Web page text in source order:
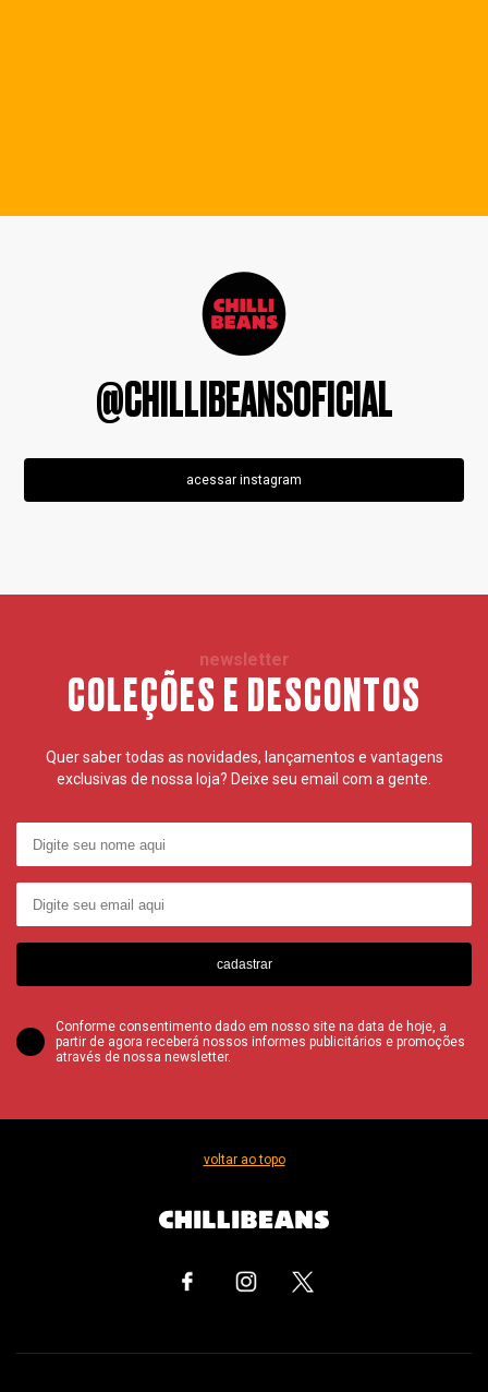
@CHILLIBEANSOFICIAL
acessar instagram
newsletter
COLEÇÕES E DESCONTOS
Quer saber todas as novidades, lançamentos e vantagens
exclusivas de nossa loja? Deixe seu email com a gente.
cadastrar
Conforme consentimento dado em nosso site na data de hoje, a
partir de agora receberá nossos informes publicitários e promoções
através de nossa newsletter.
voltar ao topo